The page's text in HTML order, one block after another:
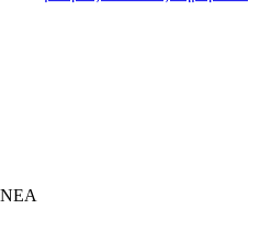
ΝΕΑ